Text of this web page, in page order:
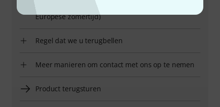
Openingstijden (CEST - Midden-
Europese zomertijd)
Regel dat we u terugbellen
Meer manieren om contact met ons op te nemen
Product terugsturen